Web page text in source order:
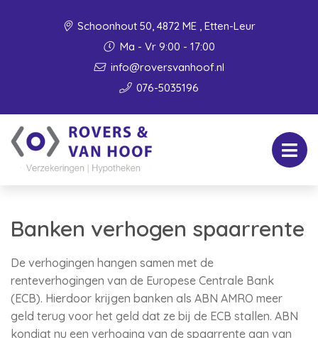
Schoonhout 50, 4872 ME , Etten-Leur
Ma - Vr 9:00 - 17:00
info@roversvanhoof.nl
076-5035196
Banken verhogen spaarrente
De verhogingen hangen samen met de
renteverhogingen van de Europese Centrale Bank
(ECB). Hierdoor krijgen banken als ABN AMRO meer
geld terug voor het geld dat ze bij de ECB stallen. ABN
kondigt nu een verhoging van de spaarrente aan van